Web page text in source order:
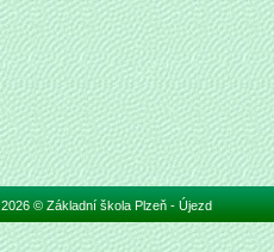
2026 © Základní škola Plzeň - Újezd